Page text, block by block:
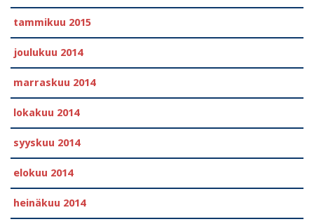
tammikuu 2015
joulukuu 2014
marraskuu 2014
lokakuu 2014
syyskuu 2014
elokuu 2014
heinäkuu 2014